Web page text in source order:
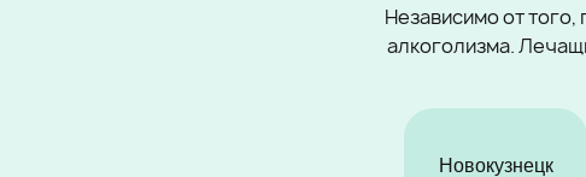
Независимо от
алкоголизма.
Новокузнецк